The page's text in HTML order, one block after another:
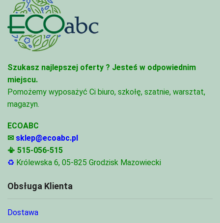
Szukasz najlepszej oferty ? Jesteś w odpowiednim
miejscu.
Pomożemy wyposażyć Ci biuro, szkołę, szatnie, warsztat,
magazyn.
ECOABC
✉ sklep@ecoabc.pl
📳 515-056-515
♻ Królewska 6, 05-825 Grodzisk Mazowiecki
Obsługa Klienta
Dostawa